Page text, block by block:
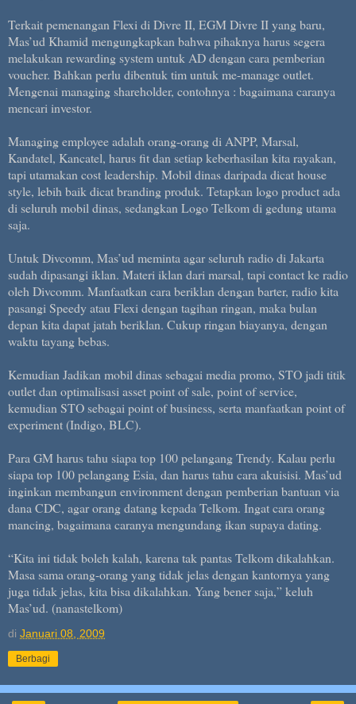
Terkait pemenangan Flexi di Divre II, EGM Divre II yang baru,
Mas’ud Khamid mengungkapkan bahwa pihaknya harus segera
melakukan rewarding system untuk AD dengan cara pemberian
voucher. Bahkan perlu dibentuk tim untuk me-manage outlet.
Mengenai managing shareholder, contohnya : bagaimana caranya
mencari investor.
Managing employee adalah orang-orang di ANPP, Marsal,
Kandatel, Kancatel, harus fit dan setiap keberhasilan kita rayakan,
tapi utamakan cost leadership. Mobil dinas daripada dicat house
style, lebih baik dicat branding produk. Tetapkan logo product ada
di seluruh mobil dinas, sedangkan Logo Telkom di gedung utama
saja.
Untuk Divcomm, Mas’ud meminta agar seluruh radio di Jakarta
sudah dipasangi iklan. Materi iklan dari marsal, tapi contact ke radio
oleh Divcomm. Manfaatkan cara beriklan dengan barter, radio kita
pasangi Speedy atau Flexi dengan tagihan ringan, maka bulan
depan kita dapat jatah beriklan. Cukup ringan biayanya, dengan
waktu tayang bebas.
Kemudian Jadikan mobil dinas sebagai media promo, STO jadi titik
outlet dan optimalisasi asset point of sale, point of service,
kemudian STO sebagai point of business, serta manfaatkan point of
experiment (Indigo, BLC).
Para GM harus tahu siapa top 100 pelangang Trendy. Kalau perlu
siapa top 100 pelangang Esia, dan harus tahu cara akuisisi. Mas’ud
inginkan membangun environment dengan pemberian bantuan via
dana CDC, agar orang datang kepada Telkom. Ingat cara orang
mancing, bagaimana caranya mengundang ikan supaya dating.
“Kita ini tidak boleh kalah, karena tak pantas Telkom dikalahkan.
Masa sama orang-orang yang tidak jelas dengan kantornya yang
juga tidak jelas, kita bisa dikalahkan. Yang bener saja,” keluh
Mas’ud. (nanastelkom)
di Januari 08, 2009
Berbagi